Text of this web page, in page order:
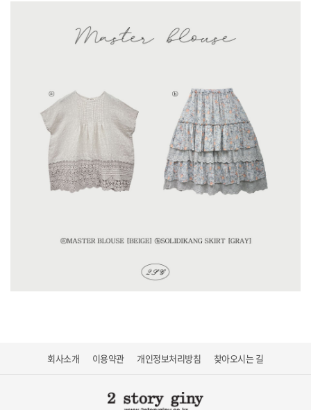
회사소개 이용약관 개인정보처리방침 찾아오시는 길